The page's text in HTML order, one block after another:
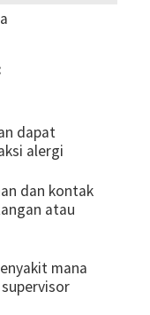
dapat
alergi
dan kontak
atau
mana